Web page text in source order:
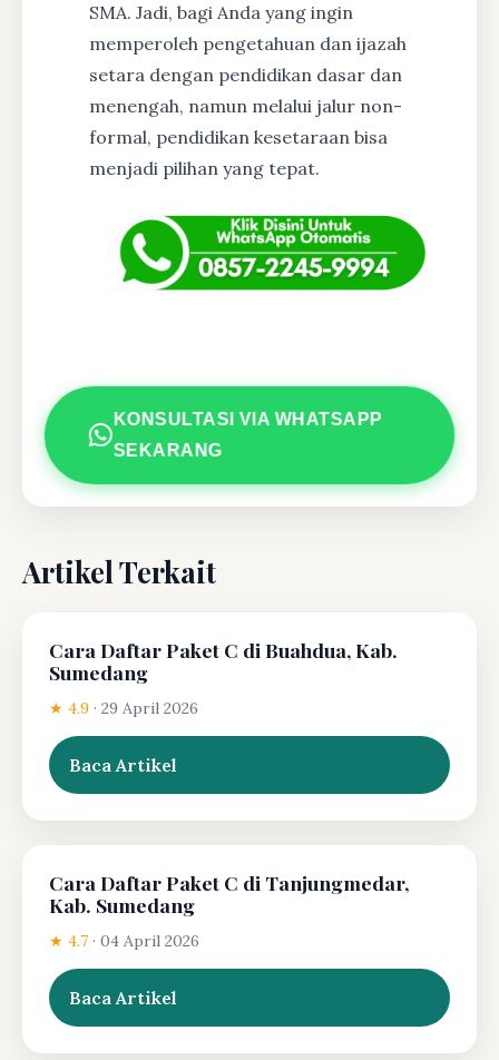
SMA. Jadi, bagi Anda yang ingin
memperoleh pengetahuan dan ijazah
setara dengan pendidikan dasar dan
menengah, namun melalui jalur non-
formal, pendidikan kesetaraan bisa
menjadi pilihan yang tepat.
KONSULTASI VIA WHATSAPP
SEKARANG
Artikel Terkait
Cara Daftar Paket C di Buahdua, Kab.
Sumedang
★ 4.9 · 29 April 2026
Baca Artikel
Cara Daftar Paket C di Tanjungmedar,
Kab. Sumedang
★ 4.7 · 04 April 2026
Baca Artikel